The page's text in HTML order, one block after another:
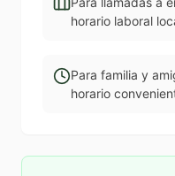
horario laboral
Para familia y
horario